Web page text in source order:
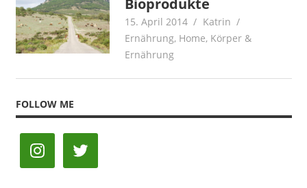
15. April 2014
Katrin
Ernährung, Home, Körper &
Ernährung
FOLLOW ME